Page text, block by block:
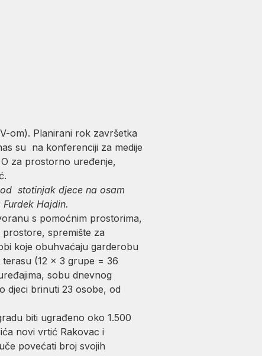
om). Planirani rok završetka
su na konferenciji za medije
za prostorno uređenje,
stotinjak djece na osam
Hajdin.
s pomoćnim prostorima,
spremište za
koje obuhvaćaju garderobu
(12 x 3 grupe = 36
sobu dnevnog
djeci brinuti 23 osobe, od
biti ugrađeno oko 1.500
novi vrtić Rakovac i
povećati broj svojih